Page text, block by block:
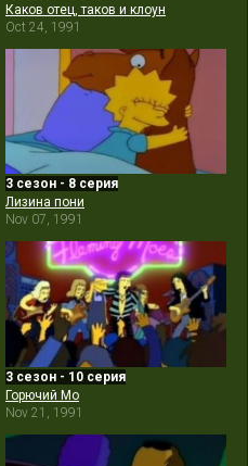
Каков отец, таков и клоун
Oct 24, 1991
3 сезон - 8 серия
Лизина пони
Nov 07, 1991
3 сезон - 10 серия
Горючий Мо
Nov 21, 1991